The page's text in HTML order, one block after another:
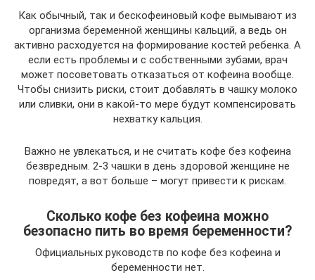
Как обычный, так и бескофеиновый кофе вымывают из
организма беременной женщины кальций, а ведь он
активно расходуется на формирование костей ребенка. А
если есть проблемы и с собственными зубами, врач
может посоветовать отказаться от кофеина вообще.
Чтобы снизить риски, стоит добавлять в чашку молоко
или сливки, они в какой-то мере будут компенсировать
нехватку кальция.
Важно не увлекаться, и не считать кофе без кофеина
безвредным. 2-3 чашки в день здоровой женщине не
повредят, а вот больше – могут привести к рискам.
Сколько кофе без кофеина можно
безопасно пить во время беременности?
Официальных руководств по кофе без кофеина и
беременности нет.